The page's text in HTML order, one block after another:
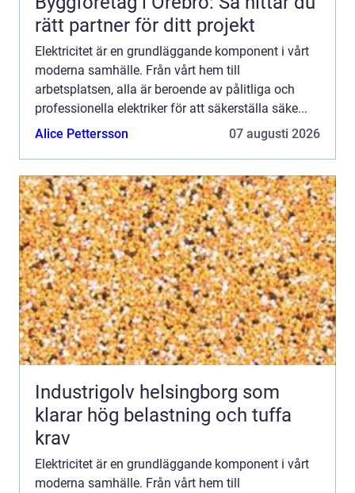
rätt partner för ditt projekt
Elektricitet är en grundläggande komponent i vårt
moderna samhälle. Från vårt hem till
arbetsplatsen, alla är beroende av pålitliga och
professionella elektriker för att säkerställa säke...
Alice Pettersson
07 augusti 2026
Industrigolv helsingborg som
klarar hög belastning och tuffa
krav
Elektricitet är en grundläggande komponent i vårt
moderna samhälle. Från vårt hem till